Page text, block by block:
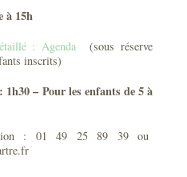
à 15h
: Agenda
(sous réserve
inscrits)
– Pour les enfants de 5 à
: 01 49 25 89 39 ou